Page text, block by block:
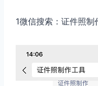
1微信搜索：证件照制